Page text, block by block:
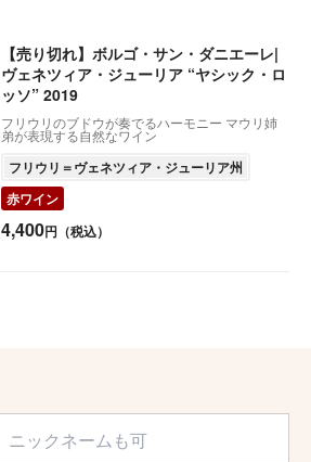
【売り切れ】ボルゴ・サン・ダニエーレ|
ヴェネツィア・ジューリア “ヤシック・ロ
ッソ” 2019
フリウリのブドウが奏でるハーモニー マウリ姉
弟が表現する自然なワイン
フリウリ＝ヴェネツィア・ジューリア州
赤ワイン
4,400円（税込）